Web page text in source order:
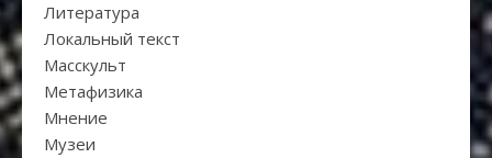
Литература
Локальный текст
Масскульт
Метафизика
Мнение
Музеи